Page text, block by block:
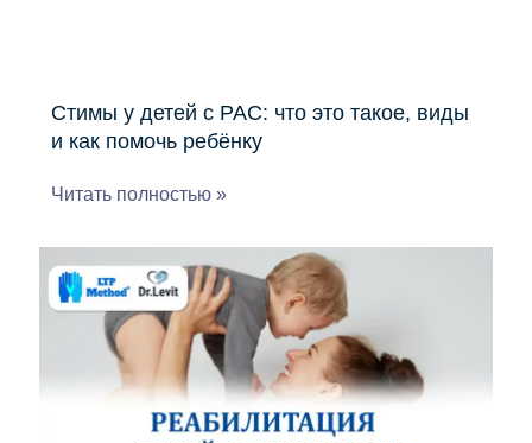
Стимы у детей с РАС: что это такое, виды
и как помочь ребёнку
Читать полностью »